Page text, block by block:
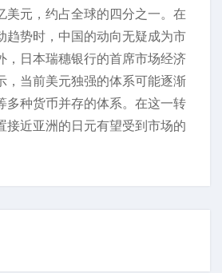
美元，约占全球的四分之一。在
趋势时，中国的动向无疑成为市
，日本瑞穗银行的首席市场经济
，当前美元独强的体系可能逐渐
多种货币并存的体系。在这一转
接近亚洲的日元有望受到市场的